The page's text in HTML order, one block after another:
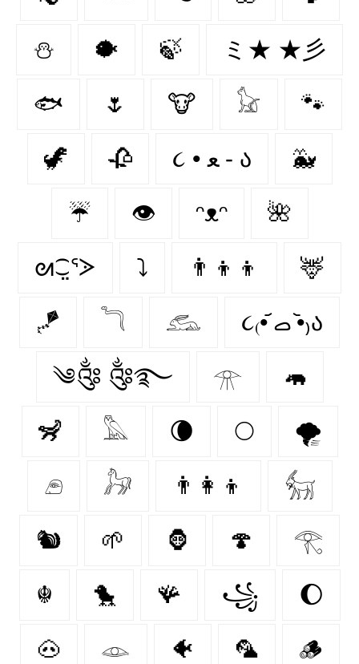
⛄ 🐡 🍃 ミ★ ★彡
🐟 🌷 🐮 𓃠 🐾
🦖 🥀 ૮ • ﻌ - ა⁩ 🐳
☔ 👁️ ᵔᴥᵔ 🌺
ᘛ⁐̤ᕐᐷ ⤵ 👨‍👦‍👦 🦌
🪁 𓆓 𓃹 ૮₍•᷄ ࡇ •᷅₎ა
༄༂ ༂࿐ 𓁿 🦛
🦨 𓅓 🌘 🌕 🌪️
𓂉 𓃗 👨‍👩‍👦 𓃶
🐿 🌱 🦍 🍄‍ 𓂀
☬ 🐤 🪸 ꧁ 🌔
🐽 𓁼 🐠 🦜 🪵